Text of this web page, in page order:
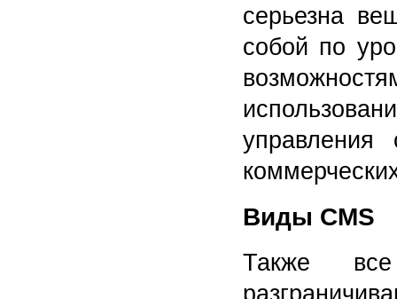
серьезна
собой по
Виды CMS
Также